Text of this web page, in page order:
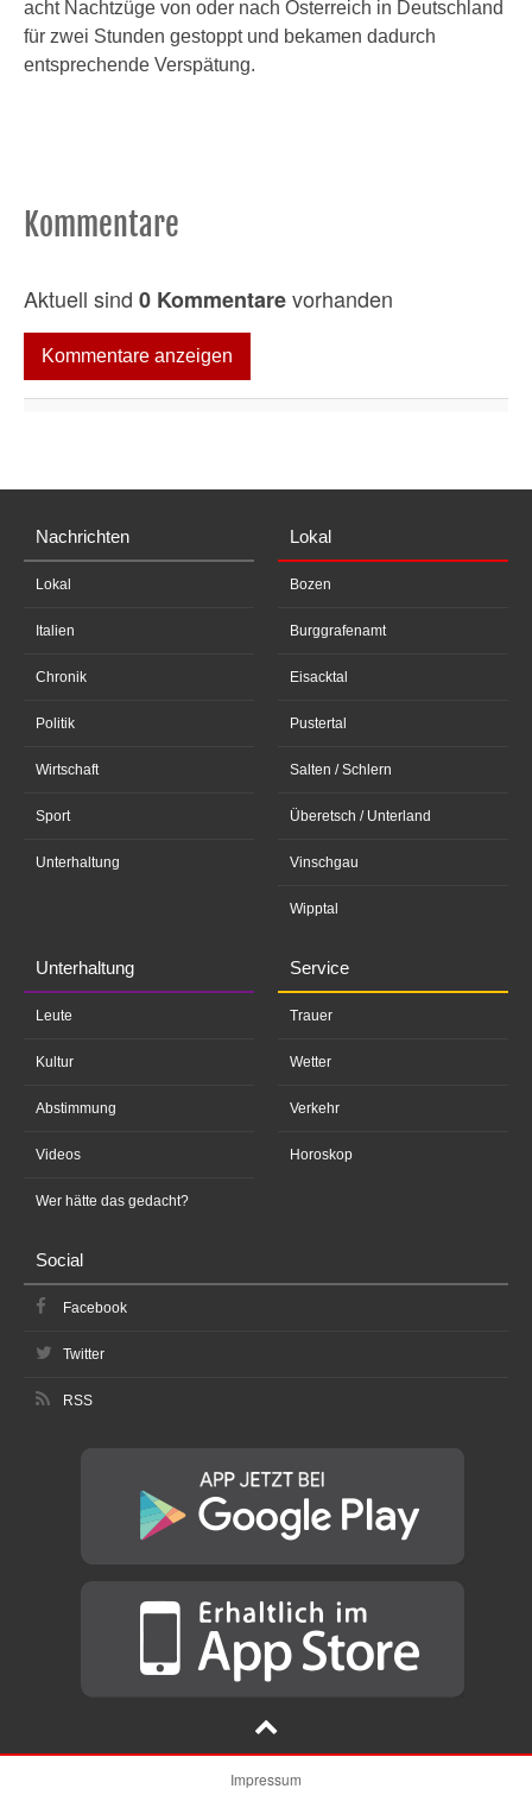
acht Nachtzüge von oder nach Österreich in Deutschland
für zwei Stunden gestoppt und bekamen dadurch
entsprechende Verspätung.
Kommentare
Aktuell sind 0 Kommentarevorhanden
Kommentare anzeigen
Nachrichten
Lokal
Italien
Chronik
Politik
Wirtschaft
Sport
Unterhaltung
Lokal
Bozen
Burggrafenamt
Eisacktal
Pustertal
Salten / Schlern
Überetsch / Unterland
Vinschgau
Wipptal
Unterhaltung
Leute
Kultur
Abstimmung
Videos
Wer hätte das gedacht?
Service
Trauer
Wetter
Verkehr
Horoskop
Social
Facebook
Twitter
RSS
Impressum